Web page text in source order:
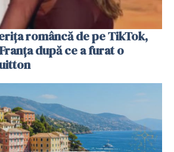
româncă de pe TikTok,
după ce a furat o